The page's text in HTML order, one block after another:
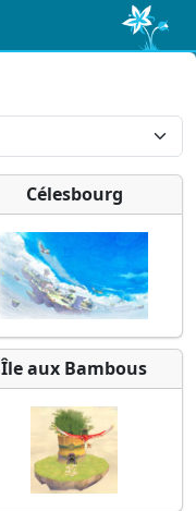
Célesbourg
Île aux Bambous